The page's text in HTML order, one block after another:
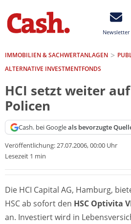
Newsletter
IMMOBILIEN & SACHWERTANLAGEN
ALTERNATIVE INVESTMENTFONDS
HCI setzt weiter
Policen
Cash. bei Googleals bevorzugte
Veröffentlichung:27.07.2006, 00:00 Uhr
Lesezeit 1 min
Die HCI Capital AG, Hamburg,
HSC ab sofort den HSC Optivita
an. Investiert wird in